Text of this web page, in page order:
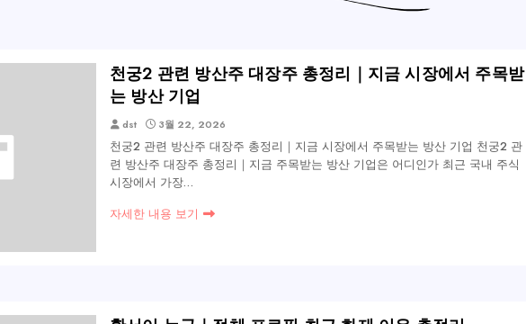
천궁2 관련 방산주 대장주 총정리｜지금 시장에서 주목받
는 방산 기업
dst 3월 22, 2026
천궁2 관련 방산주 대장주 총정리｜지금 시장에서 주목받는 방산 기업 천궁2 관
련 방산주 대장주 총정리｜지금 주목받는 방산 기업은 어디인가 최근 국내 주식
시장에서 가장…
자세한 내용 보기